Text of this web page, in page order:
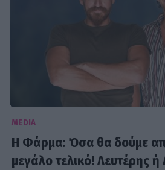
MEDIA
Η Φάρμα: Όσα θα δούμε
μεγάλο τελικό! Λευτέρης